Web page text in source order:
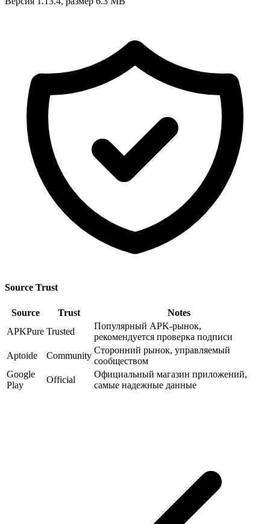
Source Trust
Source Trust
Notes
APKPure Trusted
Популярный APK-рынок,
рекомендуется проверка подписи
Aptoide
Community
Сторонний рынок, управляемый
сообществом
Google
Play
Official
Официальный магазин приложений,
самые надежные данные